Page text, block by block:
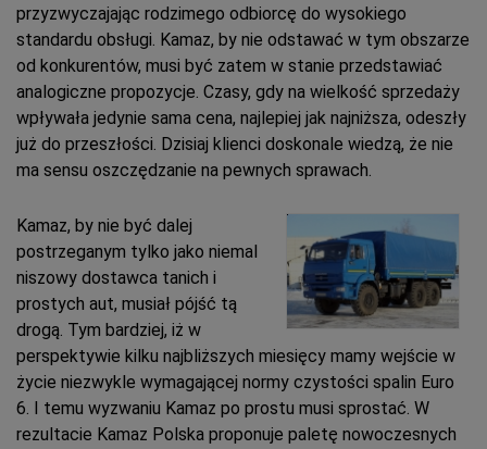
przyzwyczajając rodzimego odbiorcę do wysokiego
standardu obsługi. Kamaz, by nie odstawać w tym obszarze
od konkurentów, musi być zatem w stanie przedstawiać
analogiczne propozycje. Czasy, gdy na wielkość sprzedaży
wpływała jedynie sama cena, najlepiej jak najniższa, odeszły
już do przeszłości. Dzisiaj klienci doskonale wiedzą, że nie
ma sensu oszczędzanie na pewnych sprawach.
Kamaz, by nie być dalej
postrzeganym tylko jako niemal
niszowy dostawca tanich i
prostych aut, musiał pójść tą
drogą. Tym bardziej, iż w
perspektywie kilku najbliższych miesięcy mamy wejście w
życie niezwykle wymagającej normy czystości spalin Euro
6. I temu wyzwaniu Kamaz po prostu musi sprostać. W
rezultacie Kamaz Polska proponuje paletę nowoczesnych